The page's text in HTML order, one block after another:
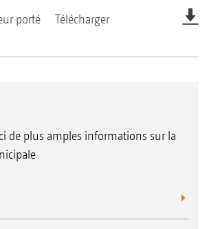
porté
Télécharger
de plus amples informations sur la